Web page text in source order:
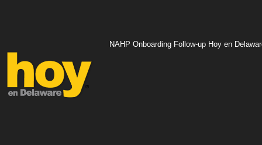
NAHP Onboarding Follow-up Hoy en